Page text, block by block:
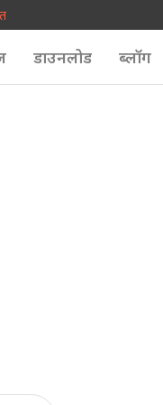
डाउनलोड ब्लॉग